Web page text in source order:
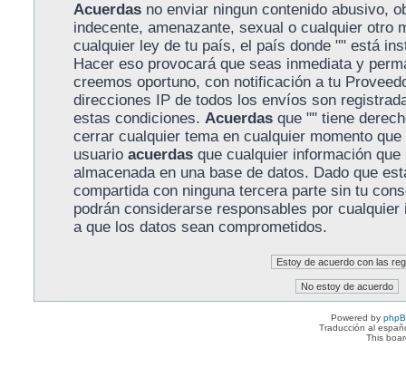
Acuerdasno enviar ningun contenido abusivo,
indecente, amenazante, sexual o cualquier otro
cualquier ley de tu país, el país donde "" está
Hacer eso provocará que seas inmediata y
creemos oportuno, con notificación a tu
direcciones IP de todos los envíos son
estas condiciones. Acuerdasque "" tiene
cerrar cualquier tema en cualquier momento
usuario acuerdasque cualquier información que
almacenada en una base de datos. Dado que
compartida con ninguna tercera parte sin tu
podrán considerarse responsables por
a que los datos sean comprometidos.
Powered by
Traducción al
This